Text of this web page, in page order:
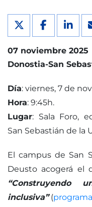
07 noviembre 2025
Donostia-San
Día: viernes, 7 de
Hora: 9:45h.
Lugar: Sala Foro,
San Sebastián de la
El campus de San
Deusto acogerá el
“Construyendo
inclusiva”(